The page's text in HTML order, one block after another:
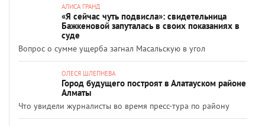
АЛИСА ГРАНД
«Я сейчас чуть подвисла»: свидетельница
Бажкеновой запуталась в своих показаниях в
суде
Вопрос о сумме ущерба загнал Масальскую в угол
ОЛЕСЯ ШЛЕПНЕВА
Город будущего построят в Алатауском районе
Алматы
Что увидели журналисты во время пресс-тура по району